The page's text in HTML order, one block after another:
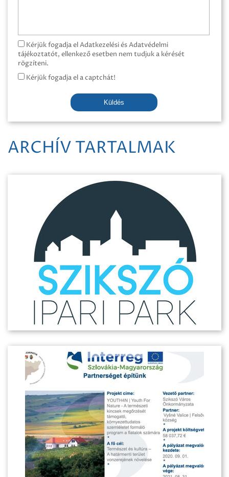
Kérjük fogadja el Adatkezelési és Adatvédelmi
tájékoztatót, ellenkező esetben nem tudjuk a kérését
rögzíteni.
Kérjük fogadja el a captchát!
Küldés
ARCHÍV TARTALMAK